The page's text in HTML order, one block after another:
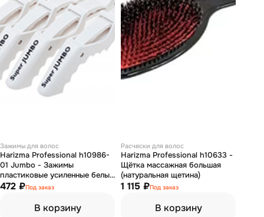
Зажимы для волос
Harizma Professional h10986-
01 Jumbo - Зажимы
пластиковые усиленные белые
(4 шт)
472 ₽Под заказ
В корзину
Расчески для волос
Harizma Professional h10633 -
Щётка массажная большая
(натуральная щетина)
1 115 ₽Под заказ
В корзину